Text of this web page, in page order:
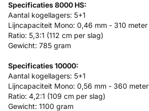
Specificaties 8000 HS:
Aantal kogellagers: 5+1
Lijncapaciteit Mono: 0,46 mm - 310 meter
Ratio: 5,3:1 (112 cm per slag)
Gewicht: 785 gram
Specificaties 10000:
Aantal kogellagers: 5+1
Lijncapaciteit Mono: 0,56 mm - 360 meter
Ratio: 4,2:1 (109 cm per slag)
Gewicht: 1100 gram